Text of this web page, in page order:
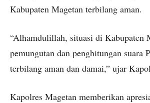
Kabupaten Magetan terbilang aman.
“Alhamdulillah, situasi di Kabupaten
pemungutan dan penghitungan suara
terbilang aman dan damai,” ujar
Kapolres Magetan memberikan